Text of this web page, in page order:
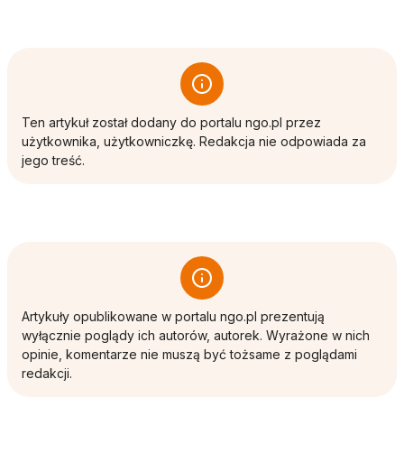
Ten artykuł został dodany do portalu ngo.pl przez
użytkownika, użytkowniczkę. Redakcja nie odpowiada za
jego treść.
Artykuły opublikowane w portalu ngo.pl prezentują
wyłącznie poglądy ich autorów, autorek. Wyrażone w nich
opinie, komentarze nie muszą być tożsame z poglądami
redakcji.